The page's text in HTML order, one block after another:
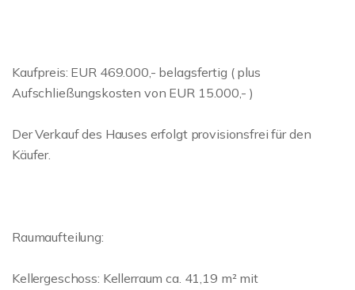
Kaufpreis: EUR 469.000,- belagsfertig ( plus
Aufschließungskosten von EUR 15.000,- )
Der Verkauf des Hauses erfolgt provisionsfrei für den
Käufer.
Raumaufteilung:
Kellergeschoss: Kellerraum ca. 41,19 m² mit